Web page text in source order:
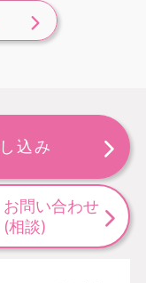
込み
お問い合わせ
(相談)